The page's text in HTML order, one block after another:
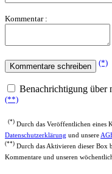
Kommentar :
(*)
Benachrichtigung über
(**)
(*) Durch das Veröffentlichen eines
Datenschutzerklärung und unsere
(**) Durch das Aktivieren dieser Box
Kommentare und unseren